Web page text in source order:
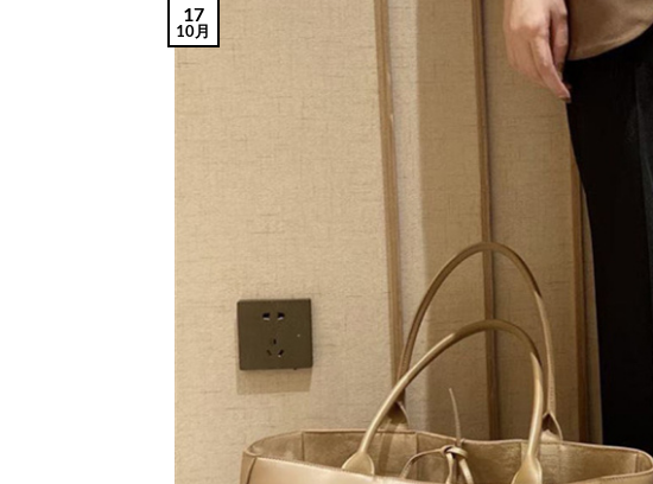
17
10月